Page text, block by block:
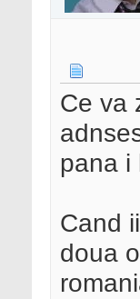
Ce va
pana i
Cand
doua